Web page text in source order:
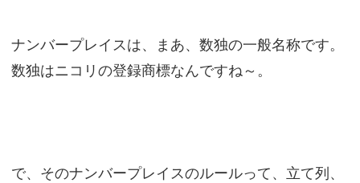
ナンバープレイスは、まあ、数独の一般名称です。
数独はニコリの登録商標なんですね～。
で、そのナンバープレイスのルールって、立て列、